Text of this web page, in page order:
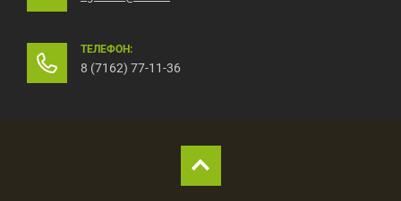
ТЕЛЕФОН:
8 (7162) 77-11-36